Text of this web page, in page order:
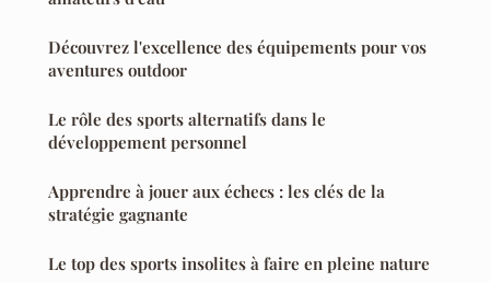
Découvrez l'excellence des équipements pour vos
aventures outdoor
Le rôle des sports alternatifs dans le
développement personnel
Apprendre à jouer aux échecs : les clés de la
stratégie gagnante
Le top des sports insolites à faire en pleine nature